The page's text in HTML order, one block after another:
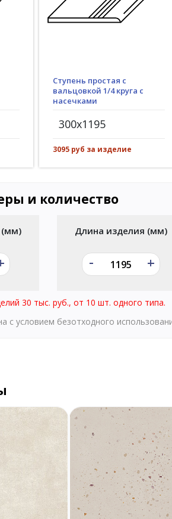
Ступень простая с
вальцовкой 1/4 круга с
насечками
300x1195
3095 руб за изделие
и количество
(мм) Длина изделия (мм)
- +
30 тыс. руб., от 10 шт. одного типа.
с условием безотходного